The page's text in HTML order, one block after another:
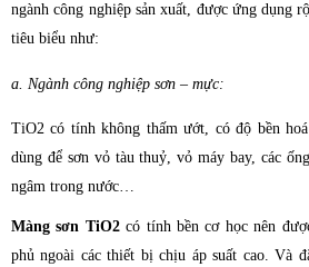
ngành công nghiệp sản xuất, được ứng dụng
tiêu biểu như:
a. Ngành công nghiệp sơn – mực:
TiO2 có tính không thấm ­ướt, có độ bền
dùng để sơn vỏ tàu thuỷ, vỏ máy bay, các
ngâm trong nước…
Màng sơn TiO2có tính bền cơ học nên
phủ ngoài các thiết bị chịu áp suất cao. Và